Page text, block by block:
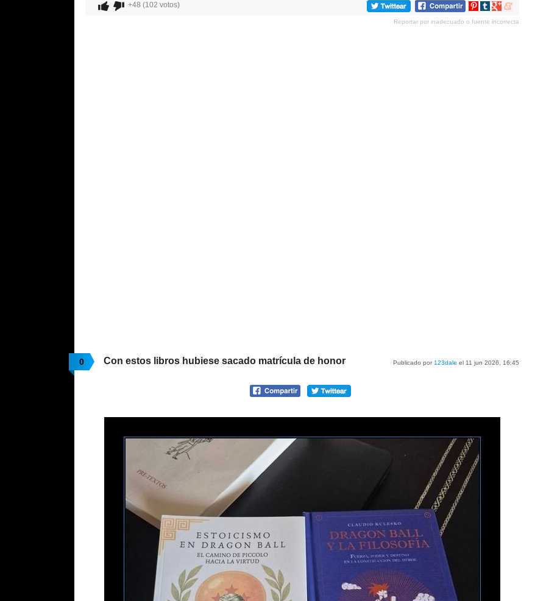
+48 (102 votos)
Compartir
Pinterest
Compartir
tumblr
Compartir
Google+
Compartir
meneame
Reportar por inadecuado o fuente incorrecta
0 Publicado por 123dale el 11 jun 2026, 16:45
Con estos libros hubiese sacado matrícula de honor